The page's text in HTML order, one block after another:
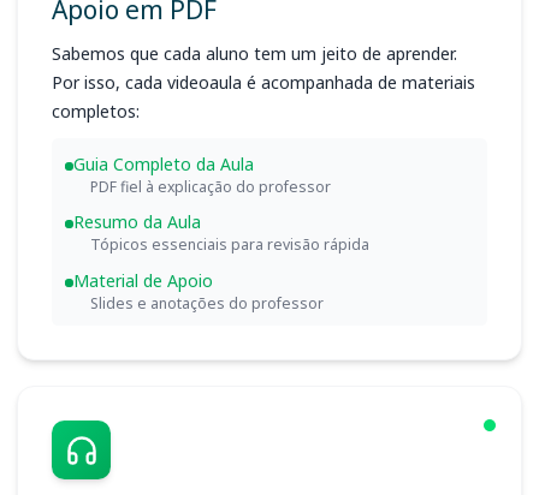
Apoio em PDF
Sabemos que cada aluno tem um jeito de aprender.
Por isso, cada videoaula é acompanhada de materiais
completos:
Guia Completo da Aula
PDF fiel à explicação do professor
Resumo da Aula
Tópicos essenciais para revisão rápida
Material de Apoio
Slides e anotações do professor